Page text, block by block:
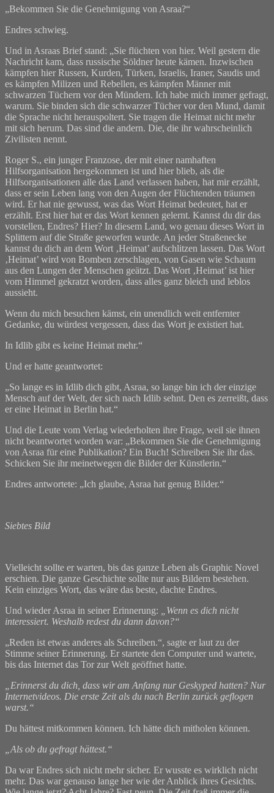
„Bekommen Sie die Genehmigung von Asraa?“
Endres schwieg.
Und in Asraas Brief stand: „Sie flüchten von hier. Weil gestern die
Nachricht kam, dass russische Söldner heute kämen. Inzwischen
kämpfen hier Russen, Kurden, Türken, Israelis, Iraner, Saudis und
es kämpfen Milizen und Rebellen, es kämpfen Männer mit
schwarzen Tüchern vor den Mündern. Ich habe mich immer gefragt,
warum. Sie binden sich die schwarzer Tücher vor den Mund, damit
die Sprache nicht herauspoltert. Sie tragen die Heimat nicht mehr
mit sich herum. Das sind die andern. Die, die ihr wahrscheinlich
Zivilisten nennt.
Roger S., ein junger Franzose, der mit einer namhaften
Hilfsorganisation hergekommen ist und hier blieb, als die
Hilfsorganisationen alle das Land verlassen haben, hat mir erzählt,
dass er sein Leben lang von den Augen der Flüchtenden träumen
wird. Er hat nie gewusst, was das Wort Heimat bedeutet, hat er
erzählt. Erst hier hat er das Wort kennen gelernt. Kannst du dir das
vorstellen, Endres? Hier? In diesem Land, wo genau dieses Wort in
Splittern auf die Straße geworfen wurde. An jeder Straßenecke
kannst du dich an dem Wort ‚Heimat’ aufschlitzen lassen. Das Wort
‚Heimat’ wird von Bomben zerschlagen, von Gasen wie Schaum
aus den Lungen der Menschen geätzt. Das Wort ‚Heimat’ ist hier
vom Himmel gekratzt worden, dass alles ganz bleich und leblos
aussieht.
Wenn du mich besuchen kämst, ein unendlich weit entfernter
Gedanke, du würdest vergessen, dass das Wort je existiert hat.
In Idlib gibt es keine Heimat mehr.“
Und er hatte geantwortet:
„So lange es in Idlib dich gibt, Asraa, so lange bin ich der einzige
Mensch auf der Welt, der sich nach Idlib sehnt. Den es zerreißt, dass
er eine Heimat in Berlin hat.“
Und die Leute vom Verlag wiederholten ihre Frage, weil sie ihnen
nicht beantwortet worden war: „Bekommen Sie die Genehmigung
von Asraa für eine Publikation? Ein Buch! Schreiben Sie ihr das.
Schicken Sie ihr meinetwegen die Bilder der Künstlerin.“
Endres antwortete: „Ich glaube, Asraa hat genug Bilder.“
Siebtes Bild
Vielleicht sollte er warten, bis das ganze Leben als Graphic Novel
erschien. Die ganze Geschichte sollte nur aus Bildern bestehen.
Kein einziges Wort, das wäre das beste, dachte Endres.
Und wieder Asraa in seiner Erinnerung:
„Wenn es dich nicht
interessiert. Weshalb redest du dann davon?“
„Reden ist etwas anderes als Schreiben.“, sagte er laut zu der
Stimme seiner Erinnerung. Er startete den Computer und wartete,
bis das Internet das Tor zur Welt geöffnet hatte.
„Erinnerst du dich, dass wir am Anfang nur Geskyped hatten? Nur
Internetvideos. Die erste Zeit als du nach Berlin zurück geflogen
warst.“
Du hättest mitkommen können. Ich hätte dich mitholen können.
„Als ob du gefragt hättest.“
Da war Endres sich nicht mehr sicher. Er wusste es wirklich nicht
mehr. Das war genauso lange her wie der Anblick ihres Gesichts.